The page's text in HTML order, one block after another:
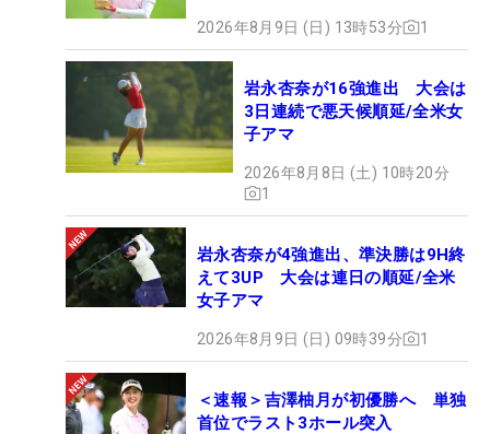
2026年8月9日 (日) 13時53分 1
岩永杏奈が16強進出 大会は
3日連続で悪天候順延/全米女
子アマ
2026年8月8日 (土) 10時20分
1
岩永杏奈が4強進出、準決勝は9H終
えて3UP 大会は連日の順延/全米
女子アマ
2026年8月9日 (日) 09時39分 1
＜速報＞吉澤柚月が初優勝へ 単独
首位でラスト3ホール突入